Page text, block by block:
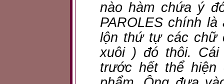
nào hàm chứa ý
PAROLES chính
lộn thứ tự các chữ
xuôi ) đó thôi.
trước hết thể hiện